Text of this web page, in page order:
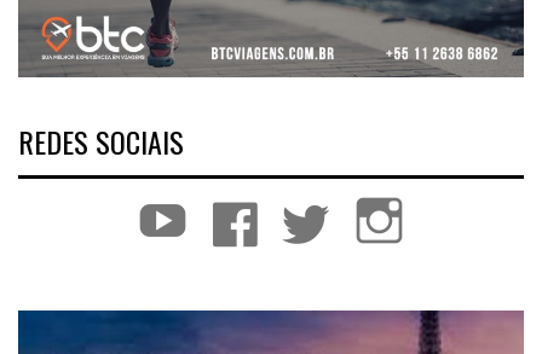
REDES SOCIAIS
YouTube Facebook Twitter